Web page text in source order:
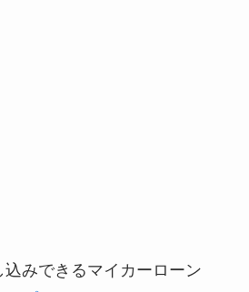
みできるマイカーローン